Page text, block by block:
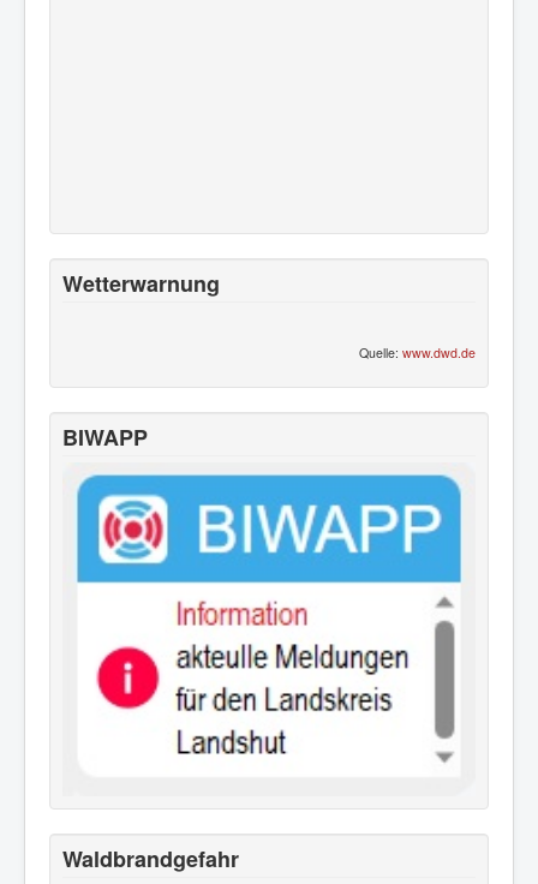
Wetterwarnung
Quelle: www.dwd.de
BIWAPP
Waldbrandgefahr